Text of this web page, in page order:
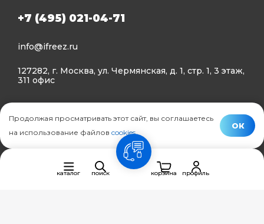
+7 (495) 021-04-71
info@ifreez.ru
127282, г. Москва, ул. Чермянская, д. 1, стр. 1, 3 этаж,
311 офис
Политика конфиденциальности
© Ifreez - продажа и установка климатической техники,
каталог поиск
связь
корзина
профиль
Продолжая просматривать этот сайт, вы соглашаетесь
на использование файлов cookies.
ОК